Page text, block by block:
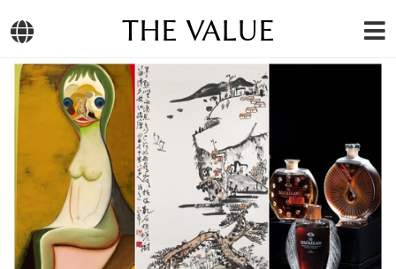
THE VALUE